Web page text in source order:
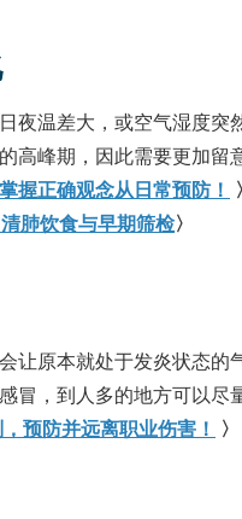
夜温差大，或空气湿度突
峰期，因此需要更加留
握正确观念从日常预防！ 〉
肺饮食与早期筛检〉
让原本就处于发炎状态的
，到人多的地方可以尽
预防并远离职业伤害！ 〉